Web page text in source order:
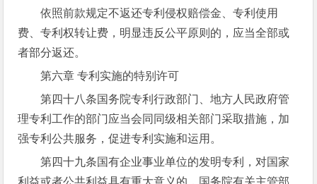
依照前款规定不返还专利侵权赔偿金、专利使用
费、专利权转让费，明显违反公平原则的，应当全部或
者部分返还。
第六章 专利实施的特别许可
第四十八条国务院专利行政部门、地方人民政府管
理专利工作的部门应当会同同级相关部门采取措施，加
强专利公共服务，促进专利实施和运用。
第四十九条国有企业事业单位的发明专利，对国家
利益或者公共利益具有重大意义的，国务院有关主管部